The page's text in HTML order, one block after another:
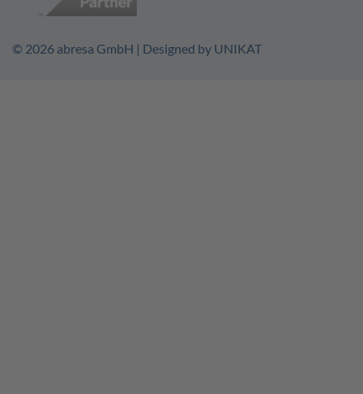
© 2026 abresa GmbH | Designed by UNIKAT